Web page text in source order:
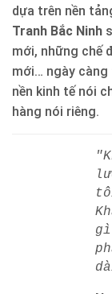
dựa trên nền
Tranh Bắc Ninh
mới, những chế
mới… ngày
nền kinh tế nói
hàng nói riêng.